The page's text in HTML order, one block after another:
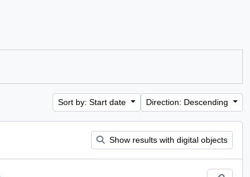
Sort by: Start date Direction: Descending
Show results with digital objects